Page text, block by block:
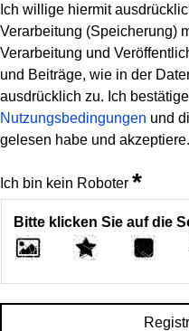
Ich willige hiermit
Verarbeitung (Speicherung)
Verarbeitung und
und Beiträge, wie in der
ausdrücklich zu. Ich
Nutzungsbedingungen und
gelesen habe und akzeptiere.
Ich bin kein Roboter *
Bitte klicken Sie auf die